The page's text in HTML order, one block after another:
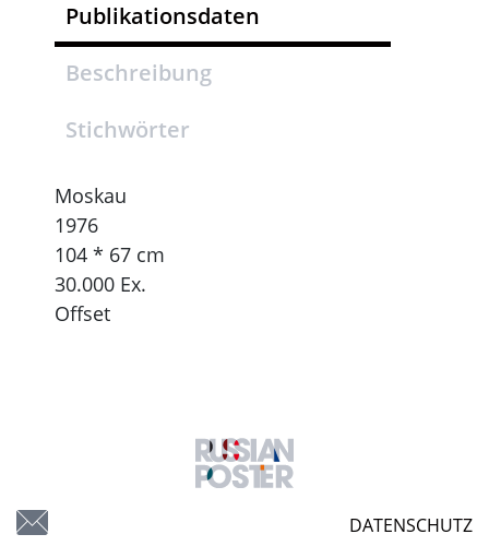
Publikationsdaten
Beschreibung
Stichwörter
Moskau
1976
104 * 67 cm
30.000 Ex.
Offset
DATENSCHUTZ